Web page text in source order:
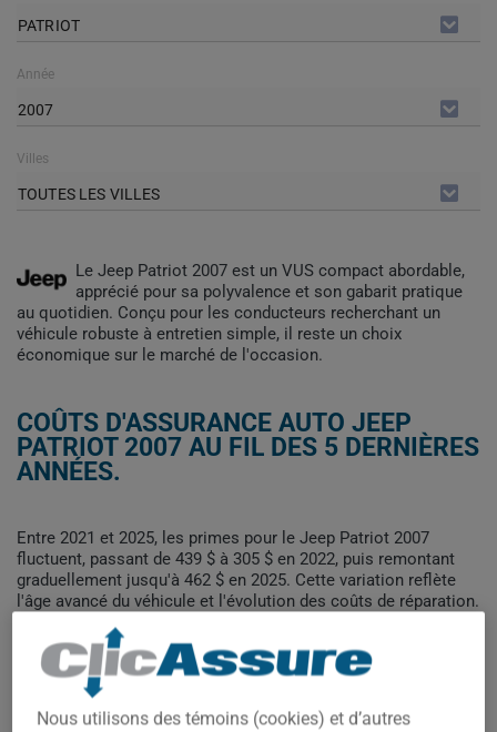
PATRIOT
Année
2007
Villes
TOUTES LES VILLES
Le Jeep Patriot 2007 est un VUS compact abordable,
apprécié pour sa polyvalence et son gabarit pratique
au quotidien. Conçu pour les conducteurs recherchant un
véhicule robuste à entretien simple, il reste un choix
économique sur le marché de l'occasion.
COÛTS D'ASSURANCE AUTO JEEP
PATRIOT 2007 AU FIL DES 5 DERNIÈRES
ANNÉES.
Entre 2021 et 2025, les primes pour le Jeep Patriot 2007
fluctuent, passant de 439 $ à 305 $ en 2022, puis remontant
graduellement jusqu'à 462 $ en 2025. Cette variation reflète
l'âge avancé du véhicule et l'évolution des coûts de réparation.
Pour trouver la meilleur assurance pour votre véhicule JEEP
PATRIOT 2007, il est plus important que jamais de comparer
les options disponibles.
Nous utilisons des témoins (cookies) et d’autres